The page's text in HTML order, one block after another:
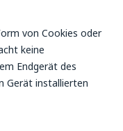
von Cookies oder
keine
Endgerät des
Gerät installierten